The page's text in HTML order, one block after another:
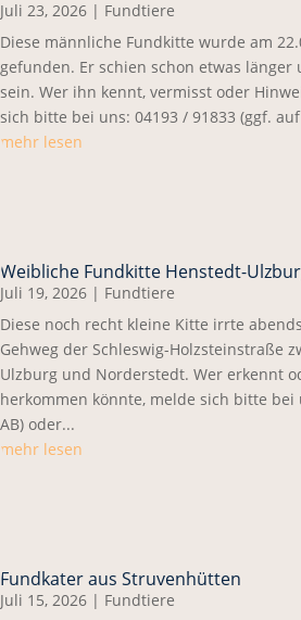
Juli 23, 2026 | Fundtiere
Diese männliche Fundkitte wurde am
gefunden. Er schien schon etwas länger
sein. Wer ihn kennt, vermisst oder
sich bitte bei uns: 04193 / 91833 (ggf.
mehr lesen
Weibliche Fundkitte Henstedt-
Juli 19, 2026 | Fundtiere
Diese noch recht kleine Kitte irrte
Gehweg der Schleswig-Holzsteinstraße
Ulzburg und Norderstedt. Wer erkennt
herkommen könnte, melde sich bitte bei
AB) oder...
mehr lesen
Fundkater aus Struvenhütten
Juli 15, 2026 | Fundtiere